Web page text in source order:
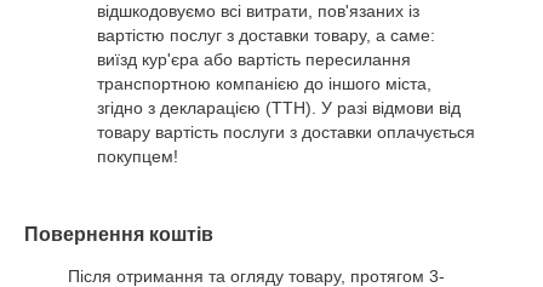
відшкодовуємо всі витрати, пов'язаних із
вартістю послуг з доставки товару, а саме:
виїзд кур'єра або вартість пересилання
транспортною компанією до іншого міста,
згідно з декларацією (ТТН). У разі відмови від
товару вартість послуги з доставки оплачується
покупцем!
Повернення коштів
Після отримання та огляду товару, протягом 3-